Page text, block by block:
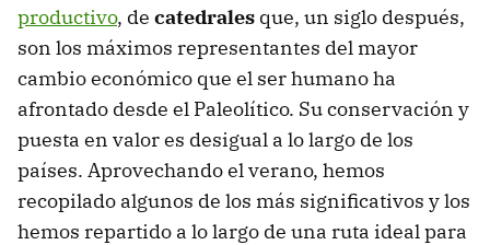
productivo, de catedrales que, un siglo después,
son los máximos representantes del mayor
cambio económico que el ser humano ha
afrontado desde el Paleolítico. Su conservación y
puesta en valor es desigual a lo largo de los
países. Aprovechando el verano, hemos
recopilado algunos de los más significativos y los
hemos repartido a lo largo de una ruta ideal para